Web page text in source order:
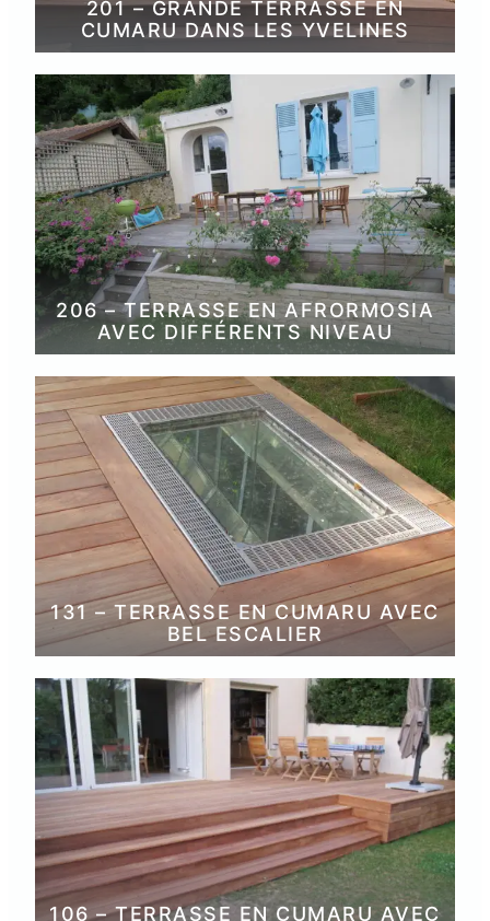
201 – GRANDE TERRASSE EN
CUMARU DANS LES YVELINES
206 – TERRASSE EN AFRORMOSIA
AVEC DIFFÉRENTS NIVEAU
131 – TERRASSE EN CUMARU AVEC
BEL ESCALIER
106 – TERRASSE EN CUMARU AVEC